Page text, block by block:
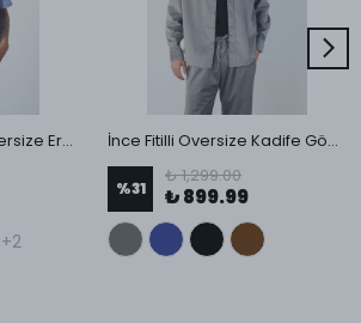
Çizgili Küba Yaka Oversize Erkek Gömlek
+2
İnce Fitilli Oversize Kadife Gömlek
%31
₺ 1,299.00
₺ 899.99